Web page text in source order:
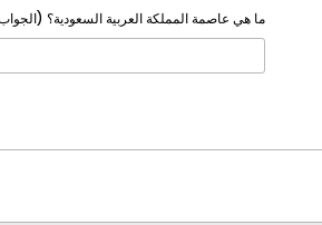
ما هي عاصمة المملكة العربية السعودية؟